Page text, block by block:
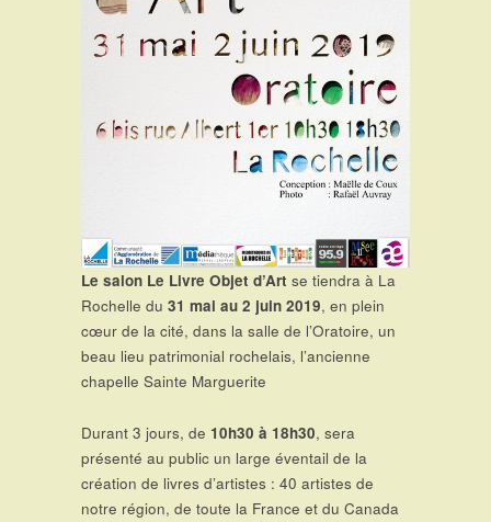
Le salon Le Livre Objet d’Art se tiendra à La
Rochelle du 31 mai au 2 juin 2019, en plein
cœur de la cité, dans la salle de l’Oratoire, un
beau lieu patrimonial rochelais, l’ancienne
chapelle Sainte Marguerite
Durant 3 jours, de 10h30 à 18h30, sera
présenté au public un large éventail de la
création de livres d’artistes : 40 artistes de
notre région, de toute la France et du Canada